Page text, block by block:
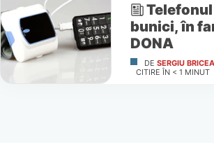
bunici, în
DONA
DE SERGIU
CITIRE ÎN < 1 MINUT